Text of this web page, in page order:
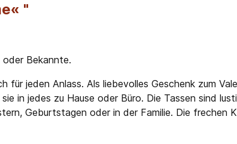
"
oder Bekannte.
jeden Anlass. Als liebevolles Geschenk zum
in jedes zu Hause oder Büro. Die Tassen sind
Geburtstagen oder in der Familie. Die frechen